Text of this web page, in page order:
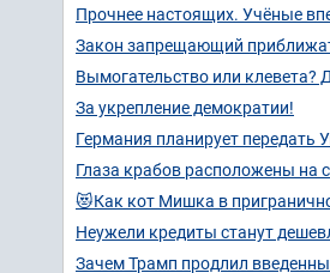
Прочнее настоящих. Учёные
Закон запрещающий
Вымогательство или клевета?
За укрепление демократии!
Германия планирует передать
Глаза крабов расположены на
😻Как кот Мишка в
Неужели кредиты станут
Зачем Трамп продлил